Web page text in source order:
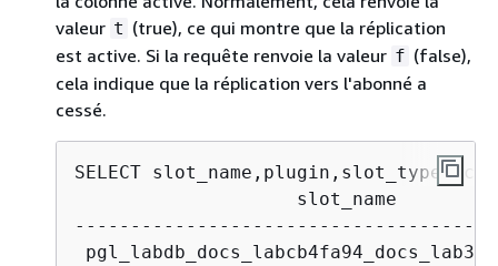
valeur t (true), ce qui montre que la réplication
est active. Si la requête renvoie la valeur f (false),
cela indique que la réplication vers l'abonné a
cessé.
slot_name